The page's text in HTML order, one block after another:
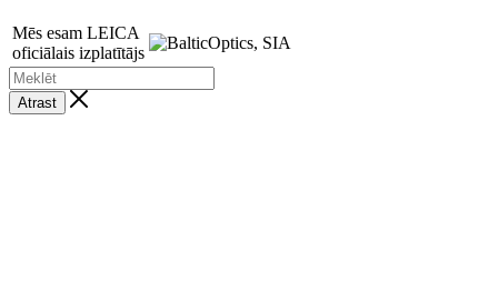
Mēs esam LEICA
oficiālais izplatītājs
Atrast